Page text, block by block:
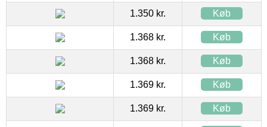
1.350 kr. Køb
1.368 kr. Køb
1.368 kr. Køb
1.369 kr. Køb
1.369 kr. Køb